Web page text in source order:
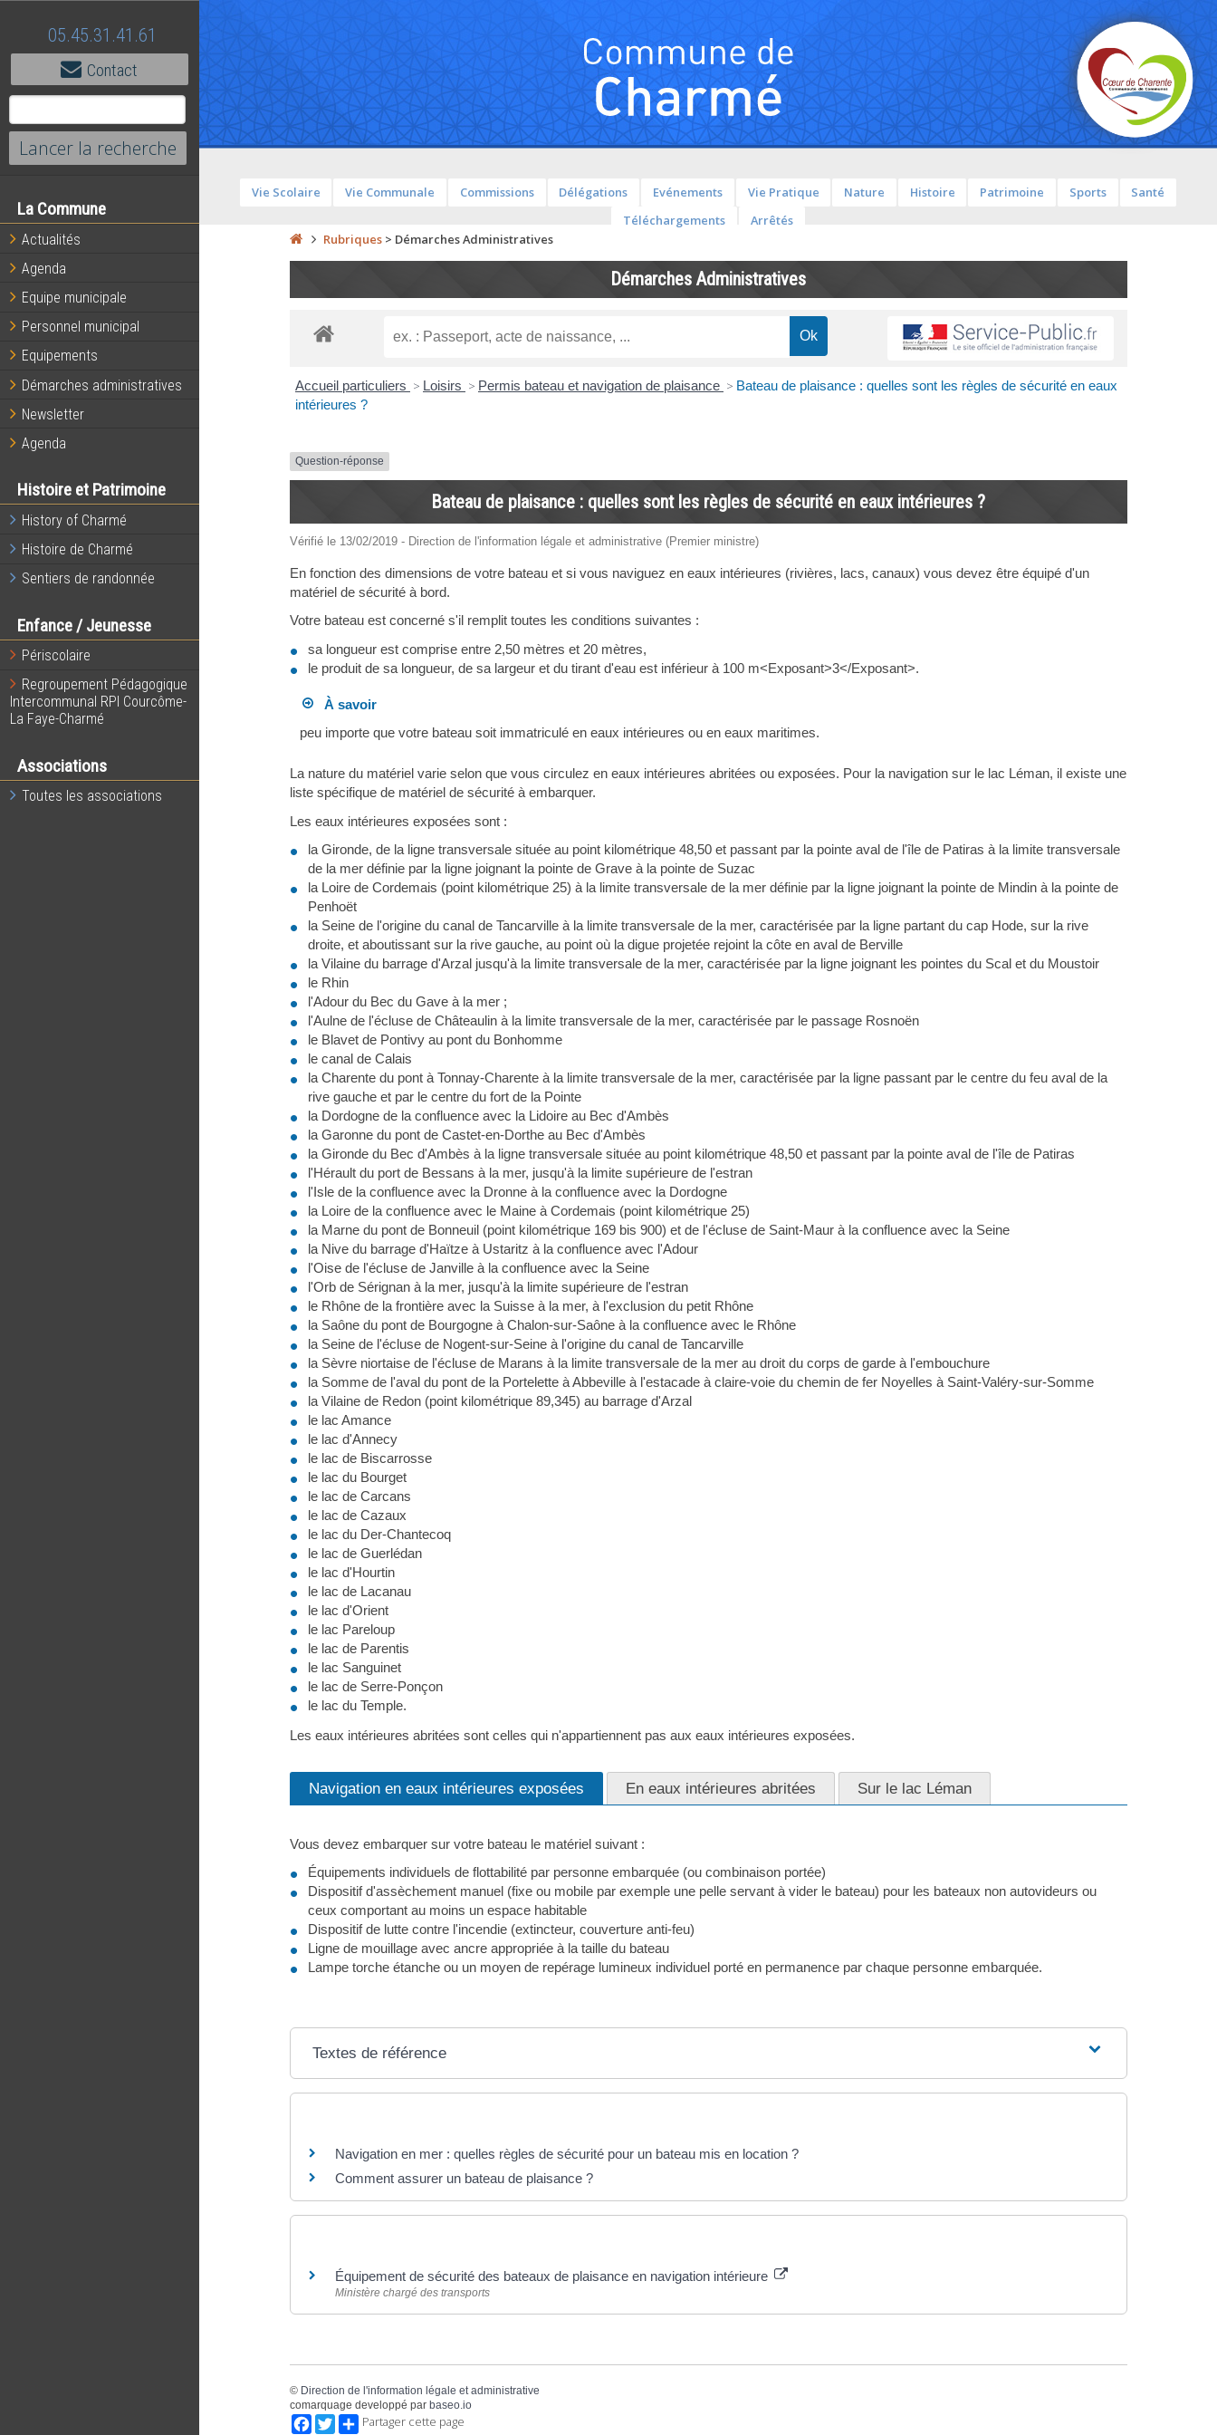
05.45.31.41.61
Contact
La Commune
Actualités
Agenda
Equipe municipale
Personnel municipal
Equipements
Démarches administratives
Newsletter
Agenda
Histoire et Patrimoine
History of Charmé
Histoire de Charmé
Sentiers de randonnée
Enfance / Jeunesse
Périscolaire
Regroupement Pédagogique
Intercommunal RPI Courcôme-
La Faye-Charmé
Associations
Toutes les associations
Vie Scolaire Vie Communale Commissions Délégations Evénements Vie Pratique Nature Histoire Patrimoine Sports
Santé
Téléchargements
Arrêtés
Rubriques> Démarches Administratives
Démarches Administratives
Accueil particuliers > Loisirs > Permis bateau et navigation de plaisance > Bateau de plaisance : quelles sont les règles de sécurité en eaux
intérieures ?
Question-réponse
Bateau de plaisance : quelles sont les règles de sécurité en eaux intérieures ?
Vérifié le 13/02/2019 - Direction de l'information légale et administrative (Premier ministre)
En fonction des dimensions de votre bateau et si vous naviguez en eaux intérieures (rivières, lacs, canaux) vous devez être équipé d'un
matériel de sécurité à bord.
Votre bateau est concerné s'il remplit toutes les conditions suivantes :
sa longueur est comprise entre 2,50 mètres et 20 mètres,
le produit de sa longueur, de sa largeur et du tirant d'eau est inférieur à 100 m<Exposant>3</Exposant>.
À savoir
peu importe que votre bateau soit immatriculé en eaux intérieures ou en eaux maritimes.
La nature du matériel varie selon que vous circulez en eaux intérieures abritées ou exposées. Pour la navigation sur le lac Léman, il existe une
liste spécifique de matériel de sécurité à embarquer.
Les eaux intérieures exposées sont :
la Gironde, de la ligne transversale située au point kilométrique 48,50 et passant par la pointe aval de l'île de Patiras à la limite transversale
de la mer définie par la ligne joignant la pointe de Grave à la pointe de Suzac
la Loire de Cordemais (point kilométrique 25) à la limite transversale de la mer définie par la ligne joignant la pointe de Mindin à la pointe de
Penhoët
la Seine de l'origine du canal de Tancarville à la limite transversale de la mer, caractérisée par la ligne partant du cap Hode, sur la rive
droite, et aboutissant sur la rive gauche, au point où la digue projetée rejoint la côte en aval de Berville
la Vilaine du barrage d'Arzal jusqu'à la limite transversale de la mer, caractérisée par la ligne joignant les pointes du Scal et du Moustoir
le Rhin
l'Adour du Bec du Gave à la mer ;
l'Aulne de l'écluse de Châteaulin à la limite transversale de la mer, caractérisée par le passage Rosnoën
le Blavet de Pontivy au pont du Bonhomme
le canal de Calais
la Charente du pont à Tonnay-Charente à la limite transversale de la mer, caractérisée par la ligne passant par le centre du feu aval de la
rive gauche et par le centre du fort de la Pointe
la Dordogne de la confluence avec la Lidoire au Bec d'Ambès
la Garonne du pont de Castet-en-Dorthe au Bec d'Ambès
la Gironde du Bec d'Ambès à la ligne transversale située au point kilométrique 48,50 et passant par la pointe aval de l'île de Patiras
l'Hérault du port de Bessans à la mer, jusqu'à la limite supérieure de l'estran
l'Isle de la confluence avec la Dronne à la confluence avec la Dordogne
la Loire de la confluence avec le Maine à Cordemais (point kilométrique 25)
la Marne du pont de Bonneuil (point kilométrique 169 bis 900) et de l'écluse de Saint-Maur à la confluence avec la Seine
la Nive du barrage d'Haïtze à Ustaritz à la confluence avec l'Adour
l'Oise de l'écluse de Janville à la confluence avec la Seine
l'Orb de Sérignan à la mer, jusqu'à la limite supérieure de l'estran
le Rhône de la frontière avec la Suisse à la mer, à l'exclusion du petit Rhône
la Saône du pont de Bourgogne à Chalon-sur-Saône à la confluence avec le Rhône
la Seine de l'écluse de Nogent-sur-Seine à l'origine du canal de Tancarville
la Sèvre niortaise de l'écluse de Marans à la limite transversale de la mer au droit du corps de garde à l'embouchure
la Somme de l'aval du pont de la Portelette à Abbeville à l'estacade à claire-voie du chemin de fer Noyelles à Saint-Valéry-sur-Somme
la Vilaine de Redon (point kilométrique 89,345) au barrage d'Arzal
le lac Amance
le lac d'Annecy
le lac de Biscarrosse
le lac du Bourget
le lac de Carcans
le lac de Cazaux
le lac du Der-Chantecoq
le lac de Guerlédan
le lac d'Hourtin
le lac de Lacanau
le lac d'Orient
le lac Pareloup
le lac de Parentis
le lac Sanguinet
le lac de Serre-Ponçon
le lac du Temple.
Les eaux intérieures abritées sont celles qui n'appartiennent pas aux eaux intérieures exposées.
Navigation en eaux intérieures exposées En eaux intérieures abritées Sur le lac Léman
Vous devez embarquer sur votre bateau le matériel suivant :
Équipements individuels de flottabilité par personne embarquée (ou combinaison portée)
Dispositif d'assèchement manuel (fixe ou mobile par exemple une pelle servant à vider le bateau) pour les bateaux non autovideurs ou
ceux comportant au moins un espace habitable
Dispositif de lutte contre l'incendie (extincteur, couverture anti-feu)
Ligne de mouillage avec ancre appropriée à la taille du bateau
Lampe torche étanche ou un moyen de repérage lumineux individuel porté en permanence par chaque personne embarquée.
Textes de référence
Navigation en mer : quelles règles de sécurité pour un bateau mis en location ?
Comment assurer un bateau de plaisance ?
Équipement de sécurité des bateaux de plaisance en navigation intérieure
Ministère chargé des transports
© Direction de l'information légale et administrative
comarquage developpé par baseo.io
Facebook
TwitterPartager cette page